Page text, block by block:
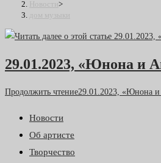
Новости>
дом музыки
29.01.2023, «Юнона и
Продолжить чтение29.01.2023, «Юнона и
Новости
Об артисте
Творчество